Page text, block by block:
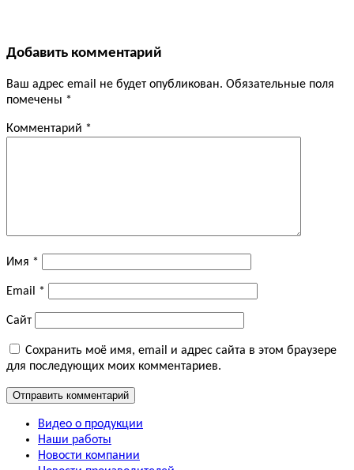
Добавить комментарий
Ваш адрес email не будет опубликован. Обязательные поля
помечены *
Комментарий *
Имя *
Email *
Сайт
Сохранить моё имя, email и адрес сайта в этом браузере
для последующих моих комментариев.
Видео о продукции
Наши работы
Новости компании